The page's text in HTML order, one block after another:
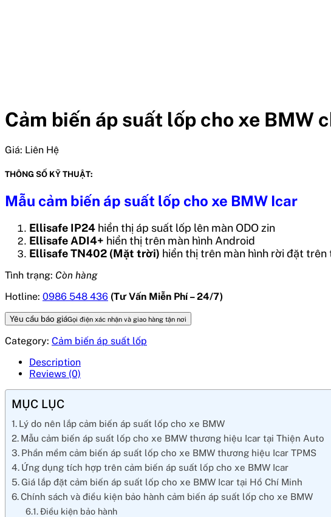
Cảm biến áp suất lốp cho xe BMW
Giá: Liên Hệ
THÔNG SỐ KỸ THUẬT:
Mẫu cảm biến áp suất lốp cho xe BMW Icar
Ellisafe IP24 hiển thị áp suất lốp lên màn ODO zin
Ellisafe ADI4+ hiển thị trên màn hình Android
Ellisafe TN402 (Mặt trời) hiển thị trên màn hình rời đặt trên
Tình trạng: Còn hàng
Hotline: 0986 548 436 (Tư Vấn Miễn Phí – 24/7)
Yêu cầu báo giáGọi điện xác nhận và giao hàng tận nơi
Category: Cảm biến áp suất lốp
Description
Reviews (0)
MỤC LỤC
Lý do nên lắp cảm biến áp suất lốp cho xe BMW
Mẫu cảm biến áp suất lốp cho xe BMW thương hiệu Icar tại Thiện Auto
Phần mềm cảm biến áp suất lốp cho xe BMW thương hiệu Icar TPMS
Ứng dụng tích hợp trên cảm biến áp suất lốp cho xe BMW Icar
Giá lắp đặt cảm biến áp suất lốp cho xe BMW Icar tại Hồ Chí Minh
Chính sách và điều kiện bảo hành cảm biến áp suất lốp cho xe BMW
Điều kiện bảo hành